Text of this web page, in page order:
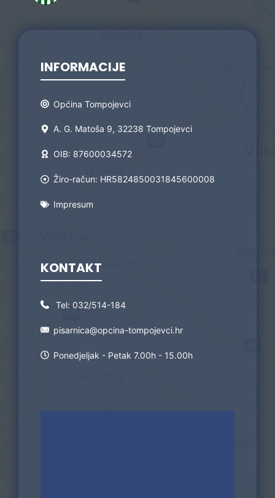
INFORMACIJE
Općina Tompojevci
A. G. Matoša 9, 32238 Tompojevci
OIB: 87600034572
Žiro-račun: HR5824850031845600008
Impresum
KONTAKT
Tel: 032/514-184
pisarnica@opcina-tompojevci.hr
Ponedjeljak - Petak 7.00h - 15.00h